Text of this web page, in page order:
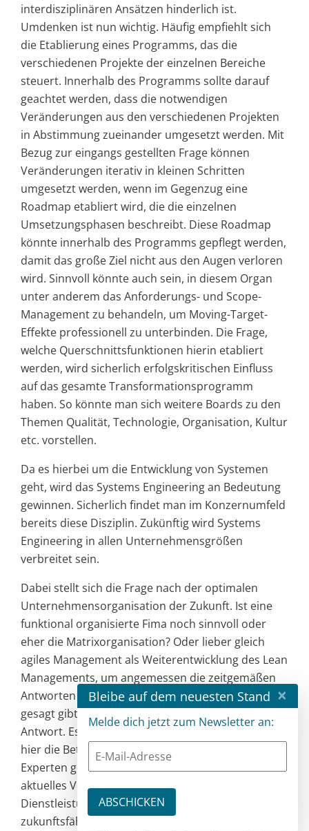
interdisziplinären Ansätzen hinderlich ist.
Umdenken ist nun wichtig. Häufig empfiehlt sich
die Etablierung eines Programms, das die
verschiedenen Projekte der einzelnen Bereiche
steuert. Innerhalb des Programms sollte darauf
geachtet werden, dass die notwendigen
Veränderungen aus den verschiedenen Projekten
in Abstimmung zueinander umgesetzt werden. Mit
Bezug zur eingangs gestellten Frage können
Veränderungen iterativ in kleinen Schritten
umgesetzt werden, wenn im Gegenzug eine
Roadmap etabliert wird, die die einzelnen
Umsetzungsphasen beschreibt. Diese Roadmap
könnte innerhalb des Programms gepflegt werden,
damit das große Ziel nicht aus den Augen verloren
wird. Sinnvoll könnte auch sein, in diesem Organ
unter anderem das Anforderungs- und Scope-
Management zu behandeln, um Moving-Target-
Effekte professionell zu unterbinden. Die Frage,
welche Querschnittsfunktionen hierin etabliert
werden, wird sicherlich erfolgskritischen Einfluss
auf das gesamte Transformationsprogramm
haben. So könnte man sich weitere Boards zu den
Themen Qualität, Technologie, Organisation, Kultur
etc. vorstellen.
Da es hierbei um die Entwicklung von Systemen
geht, wird das Systems Engineering an Bedeutung
gewinnen. Sicherlich findet man im Konzernumfeld
bereits diese Disziplin. Zukünftig wird Systems
Engineering in allen Unternehmensgrößen
verbreitet sein.
Dabei stellt sich die Frage nach der optimalen
Unternehmensorganisation der Zukunft. Ist eine
funktional organisierte Fima noch sinnvoll oder
eher die Matrixorganisation? Oder lieber gleich
agiles Management als Weiterentwicklung des Lean
Managements, um angemessen die zeitgemäßen
Antworten auf die Globalisierung zu finden? Ehrlich
gesagt gibt es darauf noch keine endgültige
Antwort. Es zeichnet sich jedoch ab, dass sich auch
hier die Betriebe neu erfinden müssen. Denn viele
Experten gehen heute davon aus, dass unser
aktuelles Verständnis von Produkten und
Dienstleistungen nicht mehr im Rahmen einer
zukunftsfähigen intelligenten Produktion passen
Bleibe auf dem neuesten Stand ×
Melde dich jetzt zum Newsletter an: